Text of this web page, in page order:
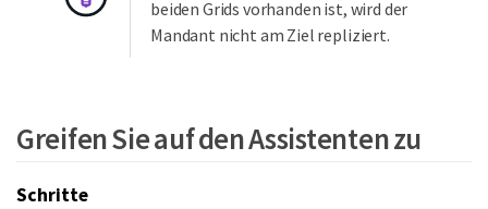
beiden Grids vorhanden ist, wird der
Mandant nicht am Ziel repliziert.
Greifen Sie auf den Assistenten zu
Schritte